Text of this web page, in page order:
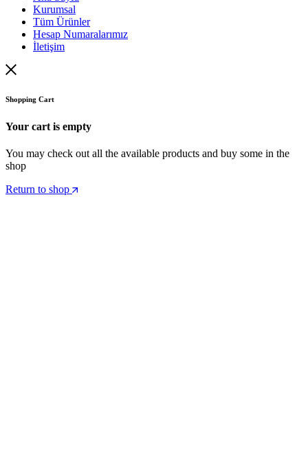
Kurumsal
Tüm Ürünler
Hesap Numaralarımız
İletişim
Shopping Cart
Your cart is empty
You may check out all the available products and buy some in the
shop
Return to shop